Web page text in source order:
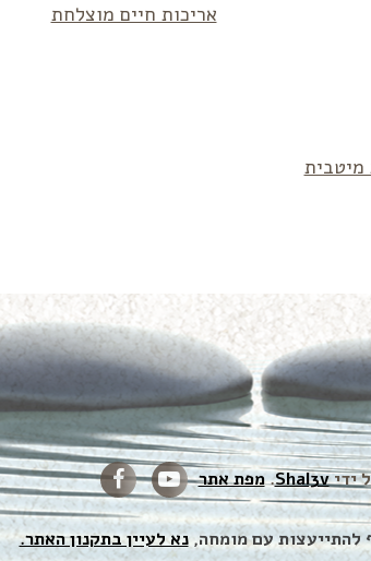
אריכות חיים מוצלחת
מיטבית
Shal3v
.מפת אתר
להתייעצות עם מומחה,נא לעיין בתקנון האתר.